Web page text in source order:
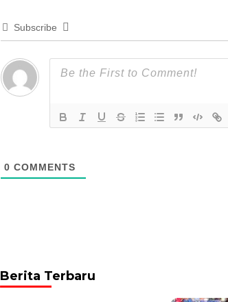
Subscribe
0 COMMENTS
Berita Terbaru